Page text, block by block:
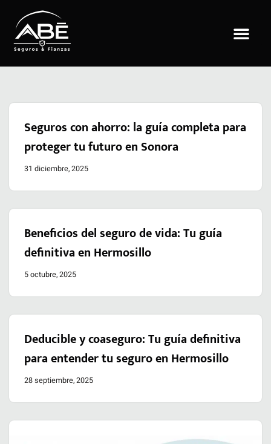
Saltar
al
Seguros con ahorro: la guía completa para
proteger tu futuro en Sonora
31 diciembre, 2025
Beneficios del seguro de vida: Tu guía
definitiva en Hermosillo
5 octubre, 2025
Deducible y coaseguro: Tu guía definitiva
para entender tu seguro en Hermosillo
28 septiembre, 2025